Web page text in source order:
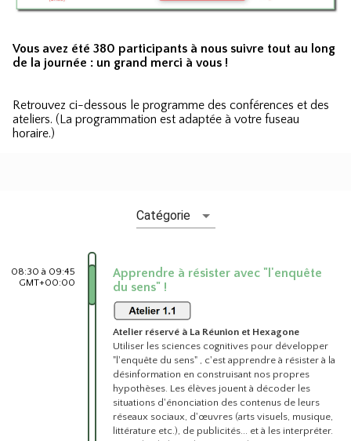
Vous avez été 380 participants à nous suivre tout au long
de la journée : un grand merci à vous !
Retrouvez ci-dessous le programme des conférences et des
ateliers. (La programmation est adaptée à votre fuseau
horaire.)
Catégorie
08:30 à 09:45
GMT+00:00
Apprendre à résister avec "l'enquête
du sens" !
Atelier réservé à La Réunion et Hexagone
Utiliser les sciences cognitives pour développer
"l'enquête du sens" , c'est apprendre à résister à la
désinformation en construisant nos propres
hypothèses. Les élèves jouent à décoder les
situations d'énonciation des contenus de leurs
réseaux sociaux, d'œuvres (arts visuels, musique,
littérature etc.), de publicités... et à les interpréter.